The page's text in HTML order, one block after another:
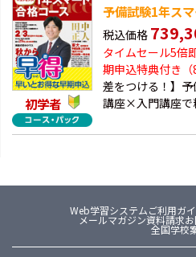
初学者
予備試験1年ス
税込価格
タイムセール5倍
期申込特典付き（
差をつける！】
講座×入門講座で
Web学習システムご利用ガ
メールマガジン資料請求
全国学校